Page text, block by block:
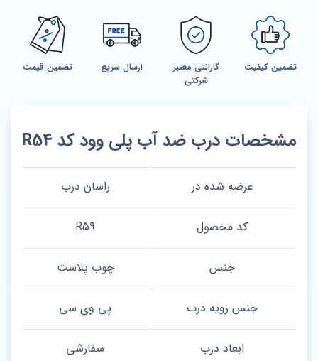
تضمین کیفیت
گارانتی معتبر
شرکتی
ارسال سریع تضمین قیمت
مشخصات درب ضد آب پلی وود کد R54
عرضه شده در راسان درب
کد محصول R59
جنس چوب پلاست
جنس رویه درب پی وی سی
ابعاد درب سفارشی